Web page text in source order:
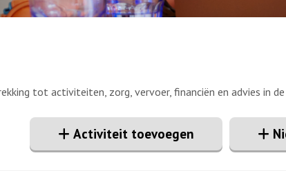
tot activiteiten, zorg, vervoer, financiën en advies in
Activiteit toevoegen